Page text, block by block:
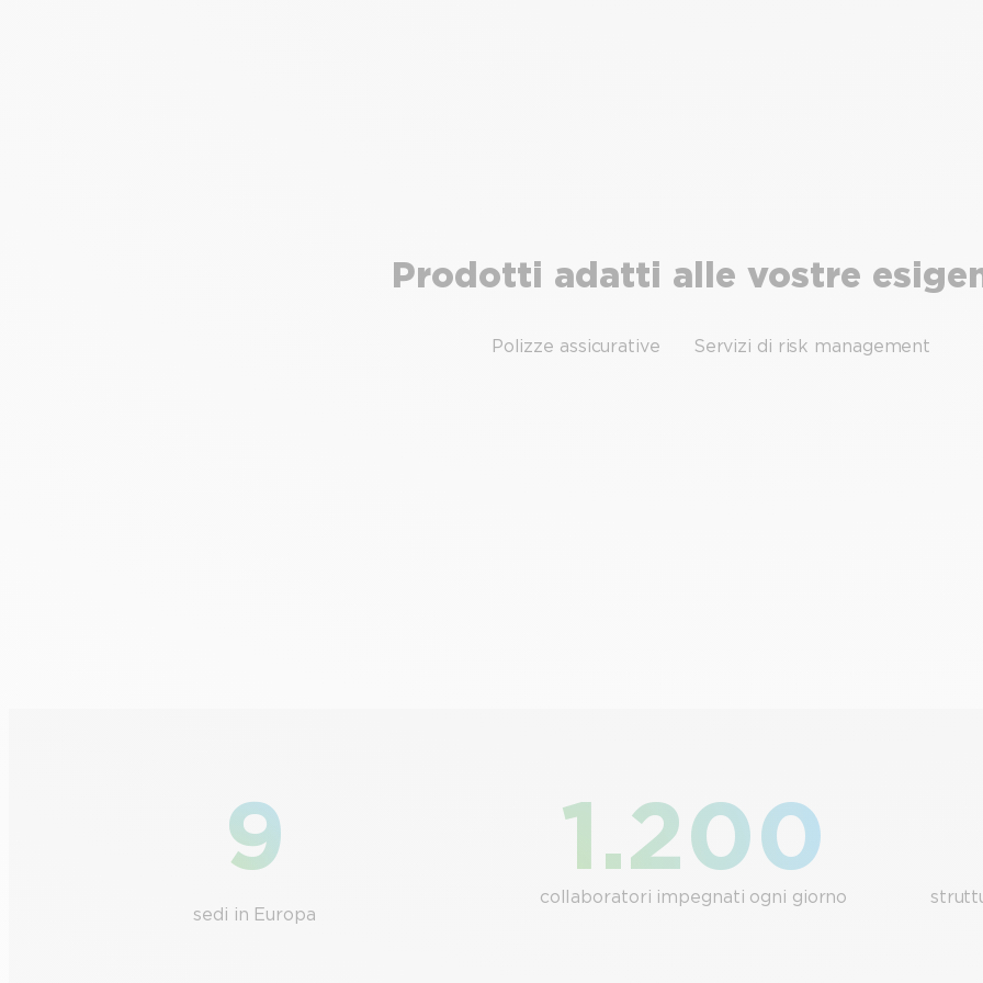
Prodotti adatti alle vostre
Polizze assicurative Servizi di risk management
9
sedi in Europa
1.200
collaboratori impegnati ogni giorno